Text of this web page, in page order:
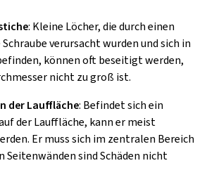
: Kleine Löcher, die durch einen
verursacht wurden und sich in
können oft beseitigt werden,
nicht zu groß ist.
der Lauffläche: Befindet sich ein
der Lauffläche, kann er meist
Er muss sich im zentralen Bereich
Seitenwänden sind Schäden nicht